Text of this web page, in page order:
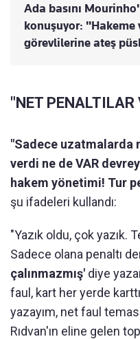
Ada basını
konuşuyor: "Hakeme
görevlilerine ateş
"NET PENALTILAR
"Sadece uzatmalarda
verdi ne de VAR
hakem yönetimi! Tur
şu ifadeleri kullandı:
"Yazık oldu, çok yazık.
Sadece olana penaltı
çalınmazmış' diye
faul, kart her yerde
yazayım, net faul temas
Rıdvan'ın eline gelen